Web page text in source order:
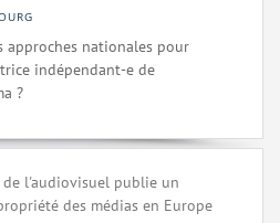
approches nationales pour
indépendant-e de
?
de l'audiovisuel publie un
des médias en Europe